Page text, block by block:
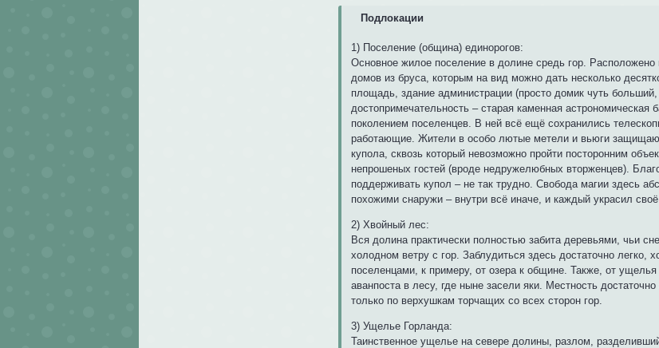
Подлокации
1) Поселение (община) единорогов:
Основное жилое поселение в долине средь гор.
домов из бруса, которым на вид можно дать несколько
площадь, здание администрации (просто домик чуть
достопримечательность – старая каменная
поколением поселенцев. В ней всё ещё сохранились
работающие. Жители в особо лютые метели и вьюги
купола, сквозь который невозможно пройти посторонним
непрошеных гостей (вроде недружелюбных вторженцев).
поддерживать купол – не так трудно. Свобода магии здесь
похожими снаружи – внутри всё иначе, и каждый украсил
2) Хвойный лес:
Вся долина практически полностью забита деревьями, чьи
холодном ветру с гор. Заблудиться здесь достаточно легко,
поселенцами, к примеру, от озера к общине. Также, от
аванпоста в лесу, где ныне засели яки. Местность
только по верхушкам торчащих со всех сторон гор.
3) Ущелье Горланда:
Таинственное ущелье на севере долины, разлом,